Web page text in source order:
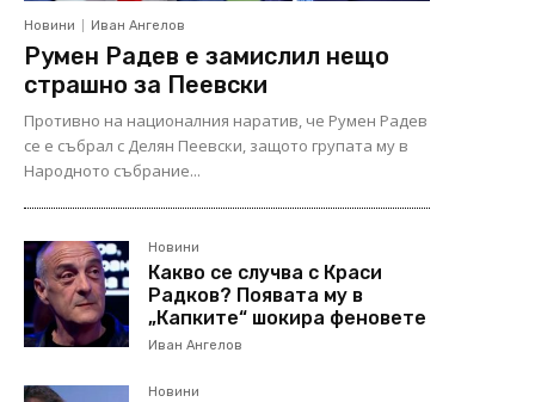
Новини Иван Ангелов
Румен Радев е замислил нещо
страшно за Пеевски
Противно на националния наратив, че Румен Радев
се е събрал с Делян Пеевски, защото групата му в
Народното събрание...
Новини
Какво се случва с Краси
Радков? Появата му в
„Капките“ шокира феновете
Иван Ангелов
Новини